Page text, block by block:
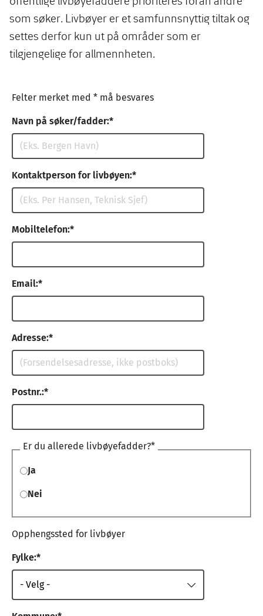
som søker. Livbøyer er et samfunnsnyttig tiltak og
settes derfor kun ut på områder som er
tilgjengelige for allmennheten.
Felter merket med * må besvares
Navn på søker/fadder:
Kontaktperson for livbøyen:
Mobiltelefon:
Email:
Adresse:
Postnr.:
Er du allerede livbøyefadder?
Ja
Nei
Opphengssted for livbøyer
Fylke: